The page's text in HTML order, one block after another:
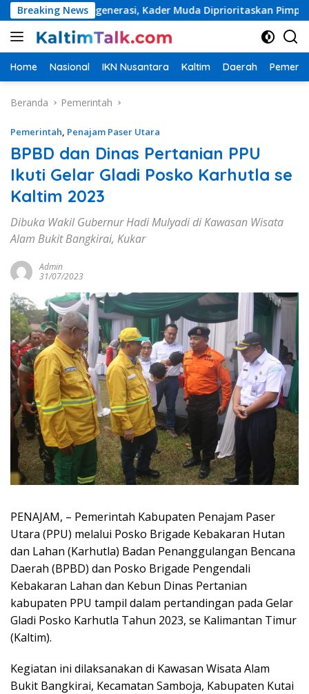
Langsung
ke
konten
Breaking News
Regenerasi, Kader Muda Diprioritaskan Pimpin Struktur
Home Nasional IKN Nusantara Kaltim Daerah
Beranda Pemerintah
Pemerintah, Penajam Paser Utara
BPBD dan Dinas Pertanian PPU
Ikuti Gelar Gladi Posko Karhutla se
Kaltim 2023
Dibuka Wakil Gubernur Hadi Mulyadi di Kawasan Wisata
Alam Bukit Bangkirai, Kukar
Admin
31/07/2023
PENAJAM, – Pemerintah Kabupaten Penajam Paser
Utara (PPU) melalui Posko Brigade Kebakaran Hutan
dan Lahan (Karhutla) Badan Penanggulangan Bencana
Daerah (BPBD) dan Posko Brigade Pengendali
Kebakaran Lahan dan Kebun Dinas Pertanian
kabupaten PPU tampil dalam pertandingan pada Gelar
Gladi Posko Karhutla Tahun 2023, se Kalimantan Timur
(Kaltim).
Kegiatan ini dilaksanakan di Kawasan Wisata Alam
Bukit Bangkirai, Kecamatan Samboja, Kabupaten Kutai